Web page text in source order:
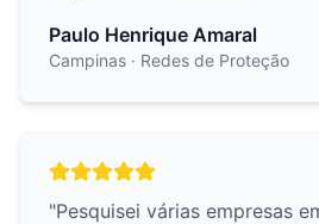
Paulo Henrique Amaral
Campinas · Redes de Proteção
"Pesquisei várias empresas